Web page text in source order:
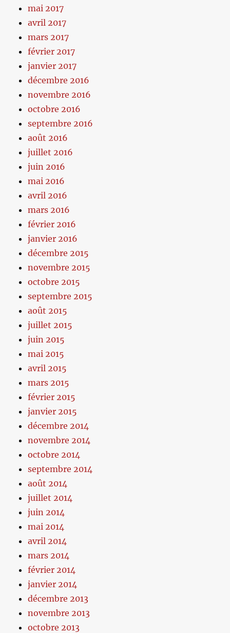
mai 2017
avril 2017
mars 2017
février 2017
janvier 2017
décembre 2016
novembre 2016
octobre 2016
septembre 2016
août 2016
juillet 2016
juin 2016
mai 2016
avril 2016
mars 2016
février 2016
janvier 2016
décembre 2015
novembre 2015
octobre 2015
septembre 2015
août 2015
juillet 2015
juin 2015
mai 2015
avril 2015
mars 2015
février 2015
janvier 2015
décembre 2014
novembre 2014
octobre 2014
septembre 2014
août 2014
juillet 2014
juin 2014
mai 2014
avril 2014
mars 2014
février 2014
janvier 2014
décembre 2013
novembre 2013
octobre 2013